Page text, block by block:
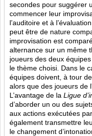
secondes pour suggérer
commencer leur
l’auditoire et à
peut être de nature
improvisation est
alternance sur un même
joueurs des deux
le thème choisi. Dans le
équipes doivent, à tour
alors que des joueurs de
L’avantage de la Ligue
d’aborder un ou des
aux actions exécutées
également transmettre
le changement